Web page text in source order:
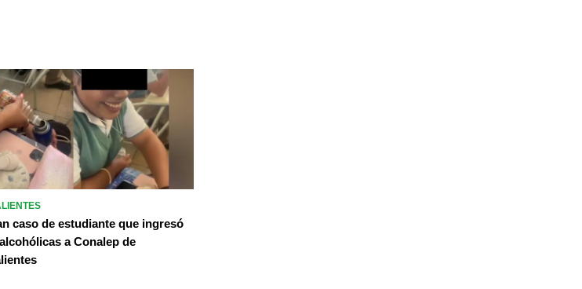
caso de estudiante que ingresó
a Conalep de